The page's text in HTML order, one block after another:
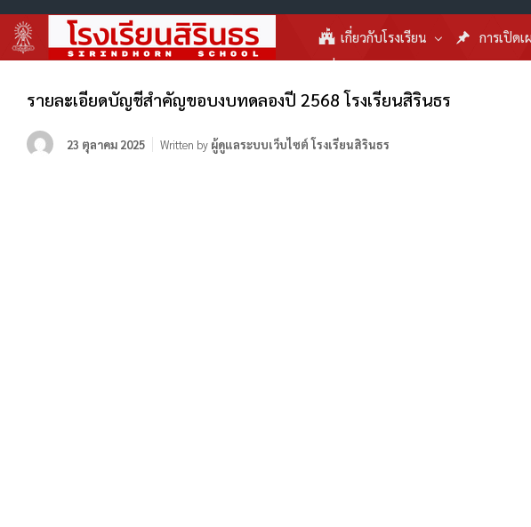
เกี่ยวกับโรงเรียน การเปิด
รายละเอียดบัญชีสำคัญขอบงบทดลองปี 2568 โรงเรียนสิรินธร
23 ตุลาคม 2025 Written by ผู้ดูแลระบบเว็บไซต์ โรงเรียนสิรินธร